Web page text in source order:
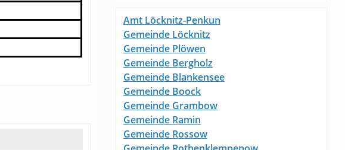
Amt Löcknitz-Penkun
Gemeinde Löcknitz
Gemeinde Plöwen
Gemeinde Bergholz
Gemeinde Blankensee
Gemeinde Boock
Gemeinde Grambow
Gemeinde Ramin
Gemeinde Rossow